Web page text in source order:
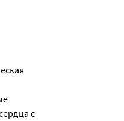
с